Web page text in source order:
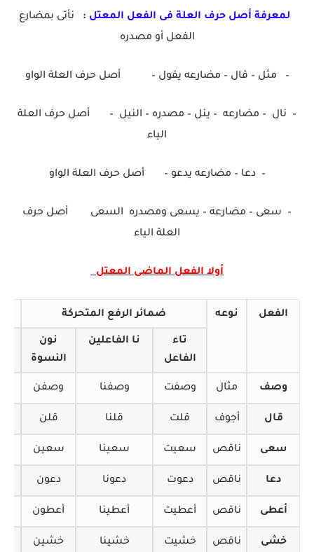
لمعرفة أصل حرف العلة فى الفعل المعتل :
نأتى بمضارع
الفعل أو مصدره
– مثل – قال – مضارعه يقول – أصل حرف العلة الواو
– نال – مضارعه – ينل – مصدره – النيل – أصل حرف العلة
الياء
–دعا – مضارعه يدعو – أصل حرف العلة الواو
– سعى – مضارعه – يسعى ومصدره السعى أصل حرف
العلة الياء
أولا الفعل الماضى المعتل
الفعل نوعه ضمائر الرفع المتحركة
تاء
الفاعل
نا الفاعلين
نون
النسوة
وصف مثال وصفت وصفنا وصفن
قال أجوف قلت قلنا قلن
سعى ناقص سعيت سعينا سعين
دعا ناقص دعوت دعونا دعون
أعطى ناقص أعطيت أعطينا أعطون
خشى ناقص خشيت خشينا خشين